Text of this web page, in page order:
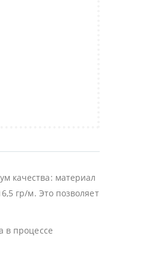
качества: материал
гр/м. Это позволяет
в процессе